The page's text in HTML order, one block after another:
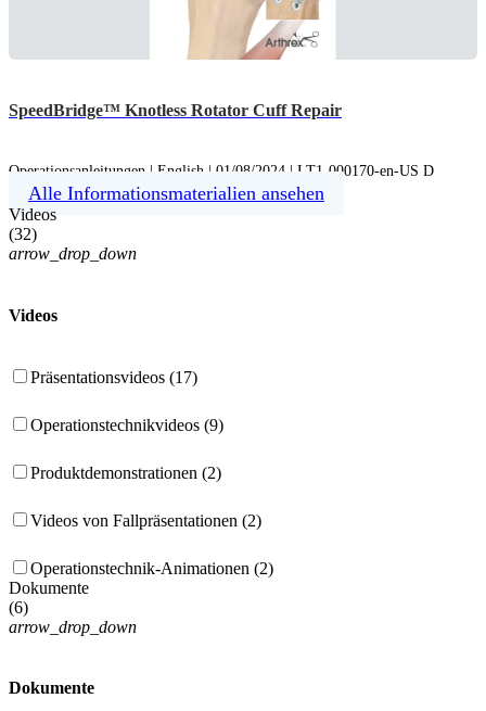
SpeedBridge™ Knotless Rotator Cuff Repair
Operationsanleitungen | English | 01/08/2024 | LT1-000170-en-US D
Alle Informationsmaterialien ansehen
Videos
(32)
arrow_drop_down
Videos
Präsentationsvideos (17)
Operationstechnikvideos (9)
Produktdemonstrationen (2)
Videos von Fallpräsentationen (2)
Operationstechnik-Animationen (2)
Dokumente
(6)
arrow_drop_down
Dokumente